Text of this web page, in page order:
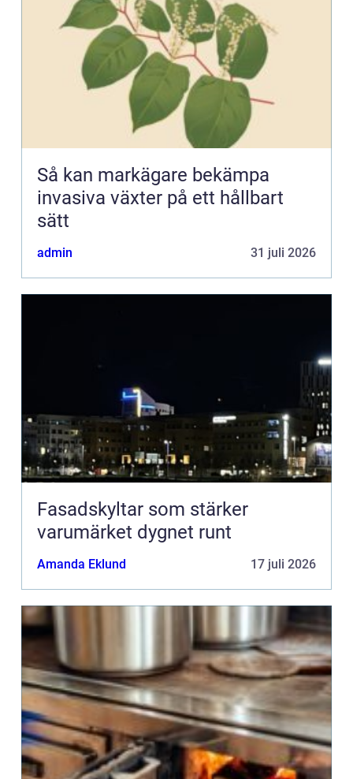
Så kan markägare bekämpa
invasiva växter på ett hållbart
sätt
admin 31 juli 2026
Fasadskyltar som stärker
varumärket dygnet runt
Amanda Eklund 17 juli 2026